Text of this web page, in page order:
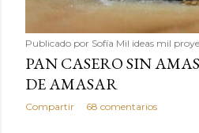
Publicado por Sofía Mil ideas mil
PAN CASERO SIN
DE AMASAR
Compartir 68 comentarios